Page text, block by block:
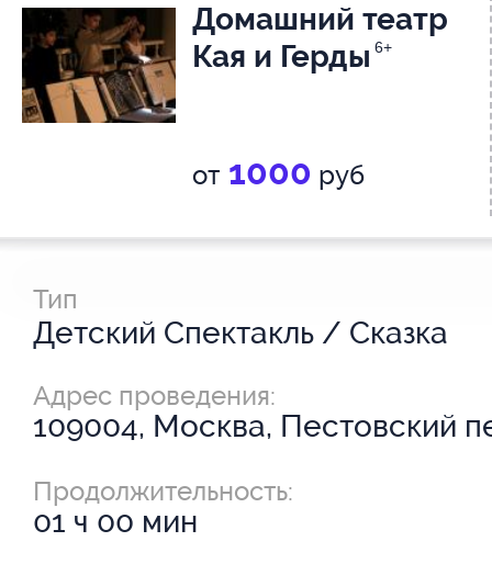
Домашний театр
Кая и Герды 6+
от 1000 руб
Тип
Детский Спектакль / Сказка
Адрес проведения:
109004, Москва, Пестовский
Продолжительность:
01 ч 00 мин